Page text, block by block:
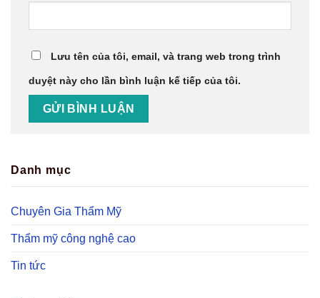
Lưu tên của tôi, email, và trang web trong trình
duyệt này cho lần bình luận kế tiếp của tôi.
Danh mục
Chuyên Gia Thẩm Mỹ
Thẩm mỹ công nghệ cao
Tin tức